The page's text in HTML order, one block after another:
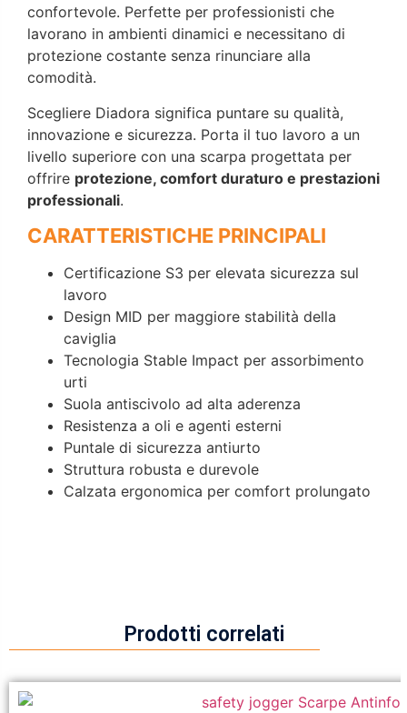
confortevole. Perfette per professionisti che
lavorano in ambienti dinamici e necessitano di
protezione costante senza rinunciare alla
comodità.
Scegliere Diadora significa puntare su qualità,
innovazione e sicurezza. Porta il tuo lavoro a un
livello superiore con una scarpa progettata per
offrire protezione, comfort duraturo e prestazioni
professionali.
CARATTERISTICHE PRINCIPALI
Certificazione S3 per elevata sicurezza sul
lavoro
Design MID per maggiore stabilità della
caviglia
Tecnologia Stable Impact per assorbimento
urti
Suola antiscivolo ad alta aderenza
Resistenza a oli e agenti esterni
Puntale di sicurezza antiurto
Struttura robusta e durevole
Calzata ergonomica per comfort prolungato
Prodotti correlati